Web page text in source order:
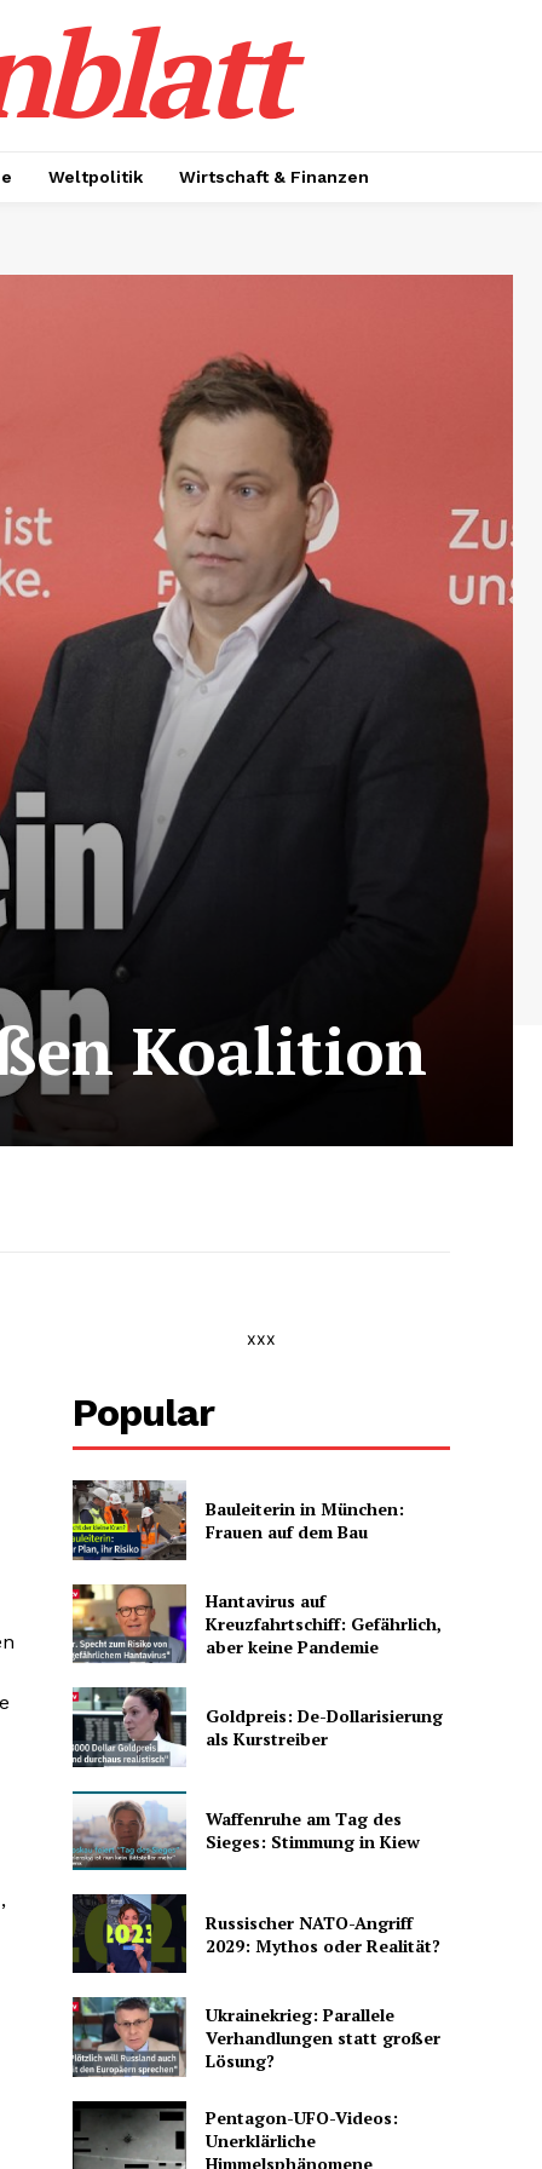
Weltpolitik Wirtschaft & Finanzen
Koalition
,
xxx
Popular
Bauleiterin in München:
Frauen auf dem Bau
Hantavirus auf
Kreuzfahrtschiff: Gefährlich,
aber keine Pandemie
Goldpreis: De-Dollarisierung
als Kurstreiber
Waffenruhe am Tag des
Sieges: Stimmung in Kiew
Russischer NATO-Angriff
2029: Mythos oder Realität?
Ukrainekrieg: Parallele
Verhandlungen statt großer
Lösung?
Pentagon-UFO-Videos:
Unerklärliche
Himmelsphänomene